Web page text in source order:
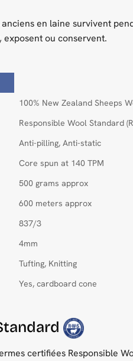
en laine survivent
exposent ou conservent.
100% New Zealand Sheeps
Responsible Wool Standard
Anti-pilling, Anti-static
Core spun at 140 TPM
500 grams approx
600 meters approx
837/3
4mm
Tufting, Knitting
Yes, cardboard cone
certifiées Responsible